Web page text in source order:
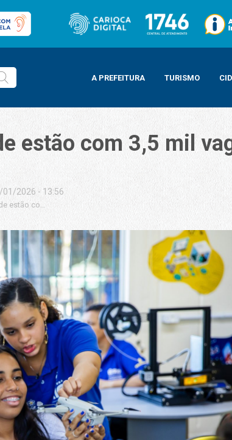
A PREFEITURA TURISMO
estão com 3,5 mil
2026 - 13:56
estão com 3,5 mil vagas abertas para cursos tecnológicos